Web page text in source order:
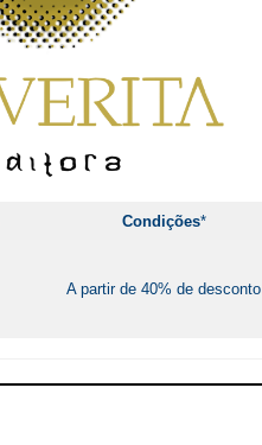
Condições*
A partir de 40% de desconto